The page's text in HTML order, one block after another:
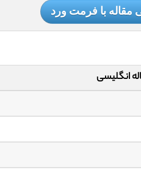
مقاله با فرمت ورد
انگلیسی